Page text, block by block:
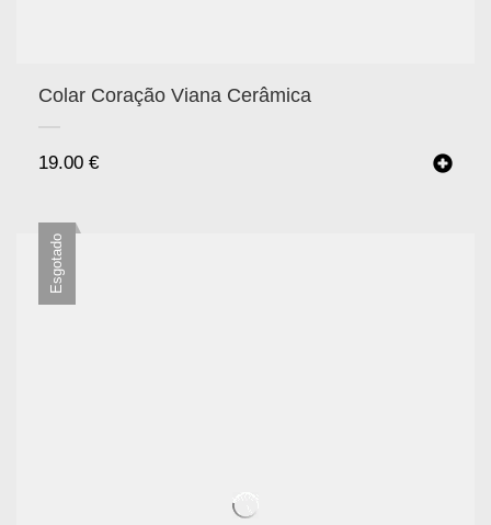
Colar Coração Viana Cerâmica
19.00 €
Esgotado